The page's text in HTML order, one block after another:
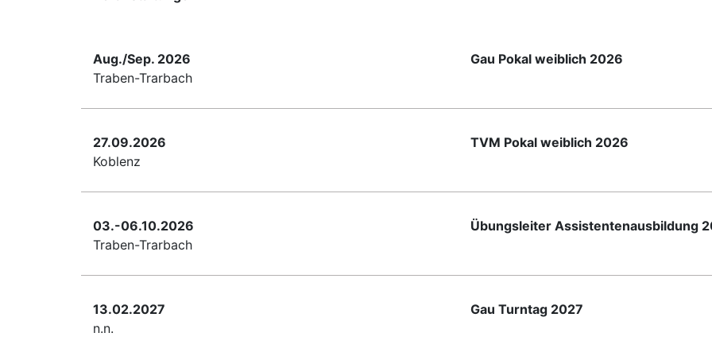
Aug./Sep. 2026
Traben-Trarbach
Gau Pokal weiblich 2026
27.09.2026
Koblenz
TVM Pokal weiblich 2026
03.-06.10.2026
Traben-Trarbach
Übungsleiter Assistentenausbildung
13.02.2027
n.n.
Gau Turntag 2027